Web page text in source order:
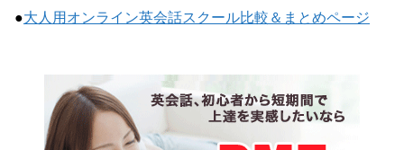
●大人用オンライン英会話スクール比較＆まとめページ